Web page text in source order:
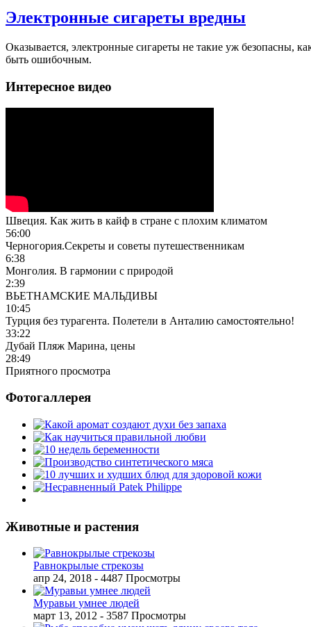
Электронные сигареты вредны
Оказывается, электронные сигареты не такие уж безопасны,
быть ошибочным.
Интересное видео
Швеция. Как жить в кайф в стране с плохим климатом
56:00
Черногория.Секреты и советы путешественникам
6:38
Монголия. В гармонии с природой
2:39
ВЬЕТНАМСКИЕ МАЛЬДИВЫ
10:45
Турция без турагента. Полетели в Анталию самостоятельно!
33:22
Дубай Пляж Марина, цены
28:49
Приятного просмотра
Фотогаллерея
Животные и растения
Равнокрылые стрекозы
апр 24, 2018 - 4487 Просмотры
Муравьи умнее людей
март 13, 2012 - 3587 Просмотры